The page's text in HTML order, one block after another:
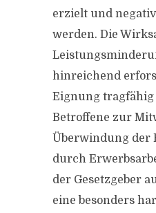
erzielt und
werden. Die
hinreichend
Eignung tragfähig
Betroffene zur
Überwindung der
durch
der Gesetzgeber
eine besonders